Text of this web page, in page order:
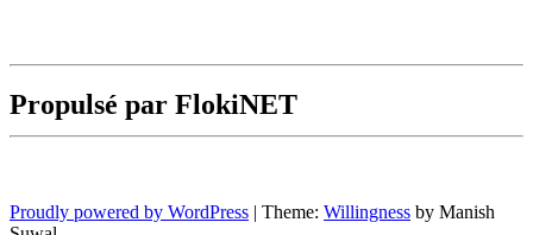
Propulsé par FlokiNET
Proudly powered by WordPress | Theme: Willingness by Manish